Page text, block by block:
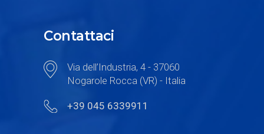
Contattaci
Via dell’Industria, 4 - 37060
Nogarole Rocca (VR) - Italia
+39 045 6339911